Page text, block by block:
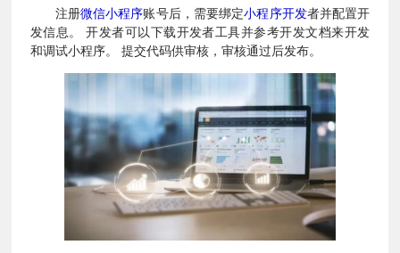
注册微信小程序账号后，需要绑定小程序开发者并配置开
发信息。 开发者可以下载开发者工具并参考开发文档来开发
和调试小程序。 提交代码供审核，审核通过后发布。